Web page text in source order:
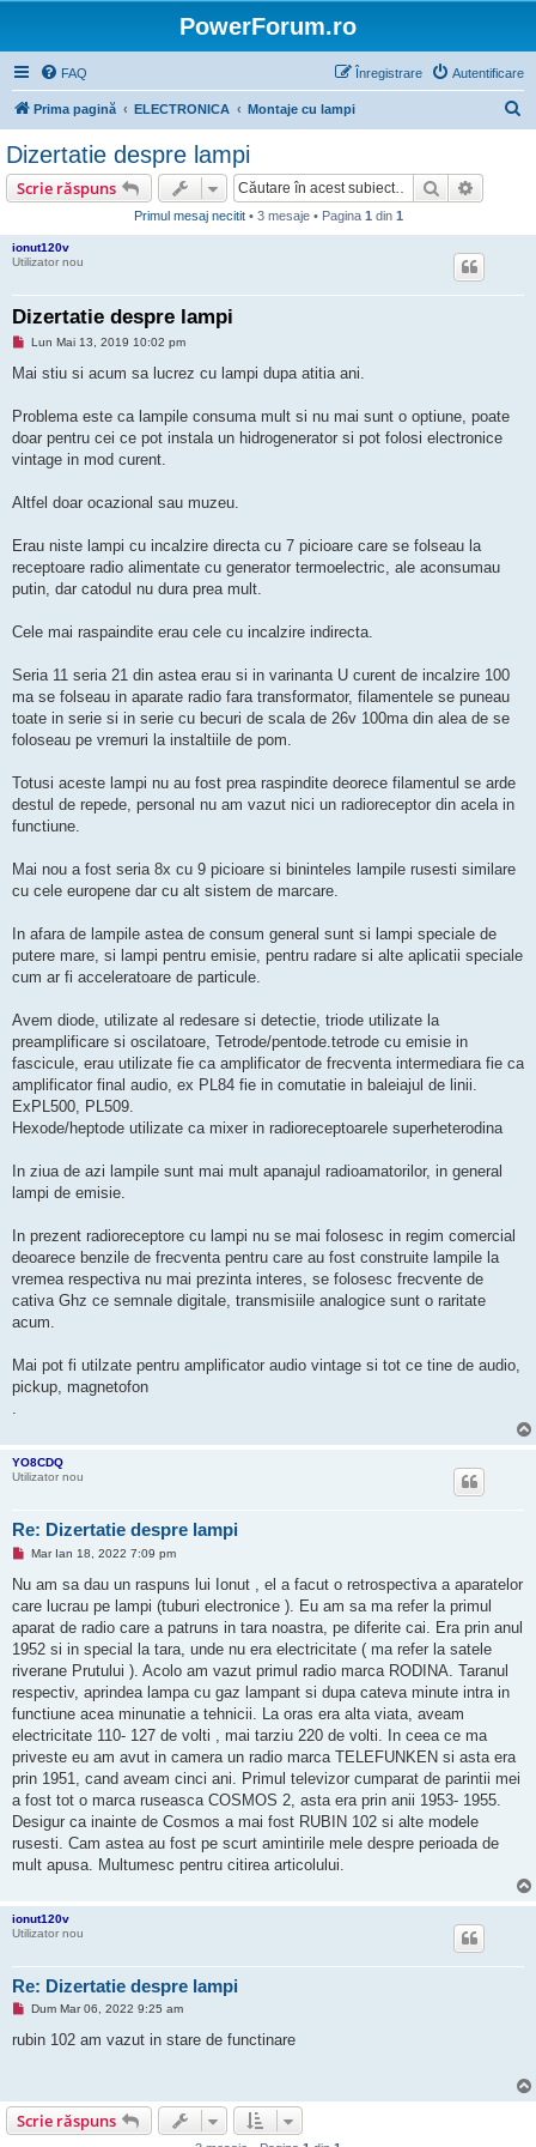
PowerForum.ro
FAQ Autentificare
Înregistrare
Prima pagină ELECTRONICA Montaje cu lampi
Dizertatie despre lampi
Scrie răspuns Căutare
Primul mesaj necitit• 3 mesaje • Pagina 1 din 1
ionut120v
Utilizator nou
Dizertatie despre lampi
M
s
n
c
i
t
Lun Mai 13, 2019 10:02 pm
Mai stiu si acum sa lucrez cu lampi dupa atitia ani.
Problema este ca lampile consuma mult si nu mai sunt o optiune, poate
doar pentru cei ce pot instala un hidrogenerator si pot folosi electronice
vintage in mod curent.
Altfel doar ocazional sau muzeu.
Erau niste lampi cu incalzire directa cu 7 picioare care se folseau la
receptoare radio alimentate cu generator termoelectric, ale aconsumau
putin, dar catodul nu dura prea mult.
Cele mai raspaindite erau cele cu incalzire indirecta.
Seria 11 seria 21 din astea erau si in varinanta U curent de incalzire 100
ma se folseau in aparate radio fara transformator, filamentele se puneau
toate in serie si in serie cu becuri de scala de 26v 100ma din alea de se
foloseau pe vremuri la instaltiile de pom.
Totusi aceste lampi nu au fost prea raspindite deorece filamentul se arde
destul de repede, personal nu am vazut nici un radioreceptor din acela in
functiune.
Mai nou a fost seria 8x cu 9 picioare si bininteles lampile rusesti similare
cu cele europene dar cu alt sistem de marcare.
In afara de lampile astea de consum general sunt si lampi speciale de
putere mare, si lampi pentru emisie, pentru radare si alte aplicatii speciale
cum ar fi acceleratoare de particule.
Avem diode, utilizate al redesare si detectie, triode utilizate la
preamplificare si oscilatoare, Tetrode/pentode.tetrode cu emisie in
fascicule, erau utilizate fie ca amplificator de frecventa intermediara fie ca
amplificator final audio, ex PL84 fie in comutatie in baleiajul de linii.
ExPL500, PL509.
Hexode/heptode utilizate ca mixer in radioreceptoarele superheterodina
In ziua de azi lampile sunt mai mult apanajul radioamatorilor, in general
lampi de emisie.
In prezent radioreceptore cu lampi nu se mai folosesc in regim comercial
deoarece benzile de frecventa pentru care au fost construite lampile la
vremea respectiva nu mai prezinta interes, se folosesc frecvente de
cativa Ghz ce semnale digitale, transmisiile analogice sunt o raritate
acum.
Mai pot fi utilzate pentru amplificator audio vintage si tot ce tine de audio,
pickup, magnetofon
.
YO8CDQ
Utilizator nou
Re: Dizertatie despre lampi
M
s
j
n
c
i
i
t
Mar Ian 18, 2022 7:09 pm
Nu am sa dau un raspuns lui Ionut , el a facut o retrospectiva a aparatelor
care lucrau pe lampi (tuburi electronice ). Eu am sa ma refer la primul
aparat de radio care a patruns in tara noastra, pe diferite cai. Era prin anul
1952 si in special la tara, unde nu era electricitate ( ma refer la satele
riverane Prutului ). Acolo am vazut primul radio marca RODINA. Taranul
respectiv, aprindea lampa cu gaz lampant si dupa cateva minute intra in
functiune acea minunatie a tehnicii. La oras era alta viata, aveam
electricitate 110- 127 de volti , mai tarziu 220 de volti. In ceea ce ma
priveste eu am avut in camera un radio marca TELEFUNKEN si asta era
prin 1951, cand aveam cinci ani. Primul televizor cumparat de parintii mei
a fost tot o marca ruseasca COSMOS 2, asta era prin anii 1953- 1955.
Desigur ca inainte de Cosmos a mai fost RUBIN 102 si alte modele
rusesti. Cam astea au fost pe scurt amintirile mele despre perioada de
mult apusa. Multumesc pentru citirea articolului.
ionut120v
Utilizator nou
Re: Dizertatie despre lampi
M
s
c
i
t
Dum Mar 06, 2022 9:25 am
rubin 102 am vazut in stare de functinare
Scrie răspuns